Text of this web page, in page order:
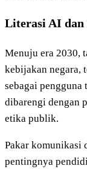
Literasi AI dan
Menuju era 2030,
kebijakan negara,
sebagai
dibarengi dengan
etika publik.
Pakar komunikasi
pentingnya